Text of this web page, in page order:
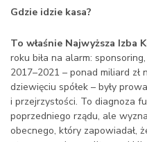
Gdzie idzie kasa?
To właśnie Najwyższa Izba
roku biła na alarm:
2017–2021 – ponad miliard
dziewięciu spółek – były
i przejrzystości. To diagnoza
poprzedniego rządu, ale
obecnego, który zapowiadał,